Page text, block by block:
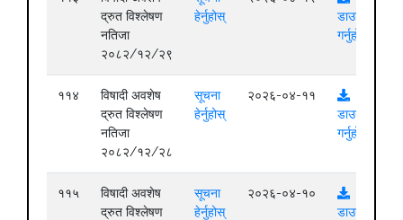
द्रुत विश्लेषण
नतिजा
२०८२/१२/२९
हेर्नुहोस्
डाउनलोड
गर्नुहोस्
११४
विषादी अवशेष
द्रुत विश्लेषण
नतिजा
२०८२/१२/२८
सूचना
हेर्नुहोस्
२०२६-०४-११
डाउनलोड
गर्नुहोस्
११५
विषादी अवशेष
द्रुत विश्लेषण
सूचना
हेर्नुहोस्
२०२६-०४-१०
डाउनलोड